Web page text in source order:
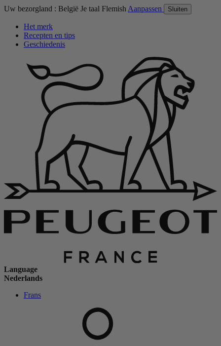
Uw bezorgland : België Je taal Flemish Aanpassen Sluiten
Het merk
Recepten en tips
Geschiedenis
Language
Nederlands
Frans